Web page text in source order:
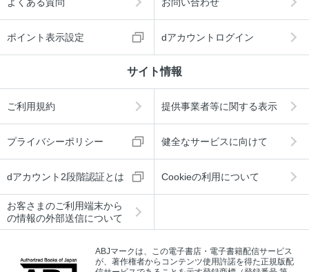
ポイント表示設定 dアカウントログイン
サイト情報
ご利用規約 提供事業者等に関する表示
プライバシーポリシー 健全なサービスに向けて
dアカウント2段階認証とは Cookieの利用について
お客さまのご利用端末から
の情報の外部送信について
ABJマークは、この電子書店・電子書籍配信サービス
が、著作権者からコンテンツ使用許諾を得た正規版配